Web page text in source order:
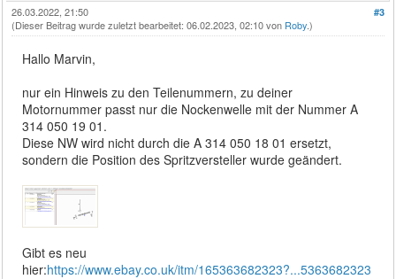
#3
26.03.2022, 21:50
(Dieser Beitrag wurde zuletzt bearbeitet: 06.02.2023, 02:10 von Roby.)
Hallo Marvin,
nur ein Hinweis zu den Teilenummern, zu deiner
Motornummer passt nur die Nockenwelle mit der Nummer A
314 050 19 01.
Diese NW wird nicht durch die A 314 050 18 01 ersetzt,
sondern die Position des Spritzversteller wurde geändert.
Gibt es neu
hier:https://www.ebay.co.uk/itm/165363682323?...5363682323